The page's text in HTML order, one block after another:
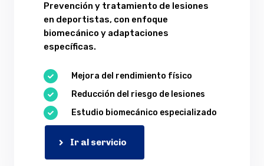
Prevención y tratamiento de lesiones
en deportistas, con enfoque
biomecánico y adaptaciones
específicas.
 Mejora del rendimiento físico
 Reducción del riesgo de lesiones
 Estudio biomecánico especializado
Ir al servicio